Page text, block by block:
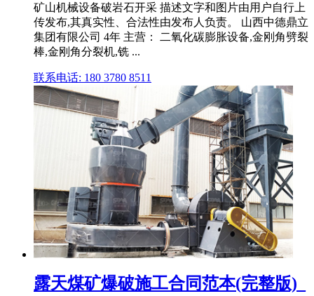
矿山机械设备破岩石开采 描述文字和图片由用户自行上
传发布,其真实性、合法性由发布人负责。 山西中德鼎立
集团有限公司 4年 主营： 二氧化碳膨胀设备,金刚角劈裂
棒,金刚角分裂机,铣 ...
联系电话: 180 3780 8511
露天煤矿爆破施工合同范本(完整版)_